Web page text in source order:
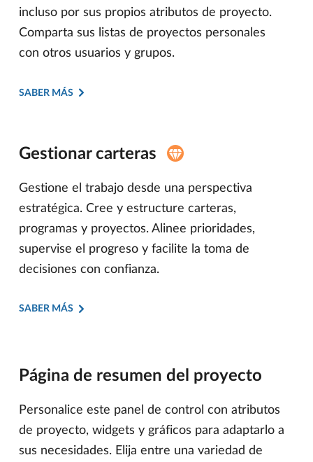
incluso por sus propios atributos de proyecto.
Comparta sus listas de proyectos personales
con otros usuarios y grupos.
SABER MÁS
Gestionar carteras
Gestione el trabajo desde una perspectiva
estratégica. Cree y estructure carteras,
programas y proyectos. Alinee prioridades,
supervise el progreso y facilite la toma de
decisiones con confianza.
SABER MÁS
Página de resumen del proyecto
Personalice este panel de control con atributos
de proyecto, widgets y gráficos para adaptarlo a
sus necesidades. Elija entre una variedad de